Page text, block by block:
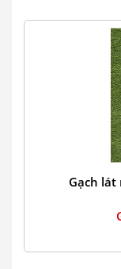
Gạch lát